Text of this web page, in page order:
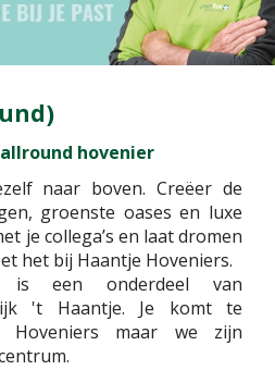
hovenier
naar boven. Creëer de
groenste oases en luxe
je collega’s en laat dromen
het bij Haantje Hoveniers.
is een onderdeel van
't Haantje. Je komt te
Hoveniers maar we zijn